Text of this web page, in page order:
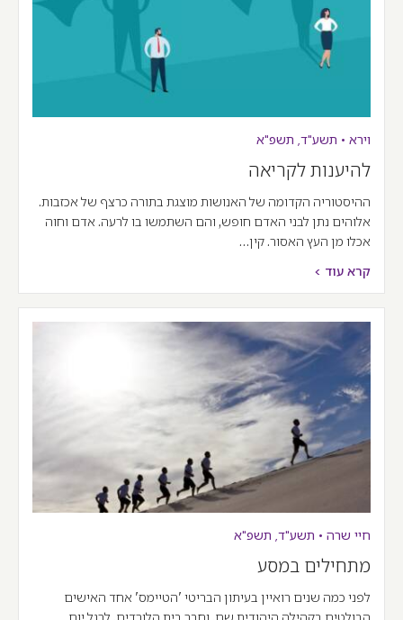
וירא • תשע"ד, תשפ"א
להיענות לקריאה
ההיסטוריה הקדומה של האנושות מוצגת בתורה כרצף של אכזבות.
אלוהים נתן לבני האדם חופש, והם השתמשו בו לרעה. אדם וחוה
אכלו מן העץ האסור. קין…
קרא עוד >
חיי שרה • תשע"ד, תשפ"א
מתחילים במסע
לפני כמה שנים רואיין בעיתון הבריטי 'הטיימס' אחד האישים